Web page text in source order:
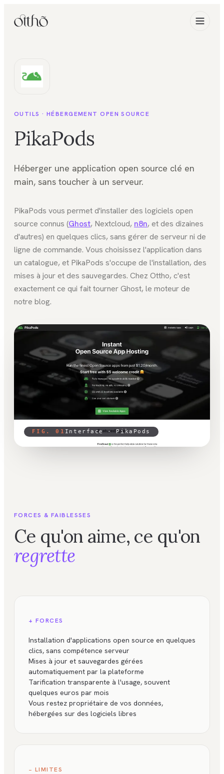
OUTILS · HÉBERGEMENT OPEN SOURCE
PikaPods
Héberger une application open source clé en
main, sans toucher à un serveur.
PikaPods vous permet d'installer des logiciels open
source connus (Ghost, Nextcloud, n8n, et des dizaines
d'autres) en quelques clics, sans gérer de serveur ni de
ligne de commande. Vous choisissez l'application dans
un catalogue, et PikaPods s'occupe de l'installation, des
mises à jour et des sauvegardes. Chez Ottho, c'est
exactement ce qui fait tourner Ghost, le moteur de
notre blog.
FIG. 01 Interface ·PikaPods
FORCES & FAIBLESSES
Ce qu'on aime, ce qu'on
regrette
+ FORCES
Installation d'applications open source en quelques
clics, sans compétence serveur
Mises à jour et sauvegardes gérées
automatiquement par la plateforme
Tarification transparente à l'usage, souvent
quelques euros par mois
Vous restez propriétaire de vos données,
hébergées sur des logiciels libres
− LIMITES